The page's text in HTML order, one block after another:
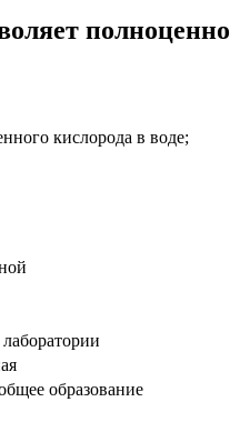
кислорода в воде;
образование